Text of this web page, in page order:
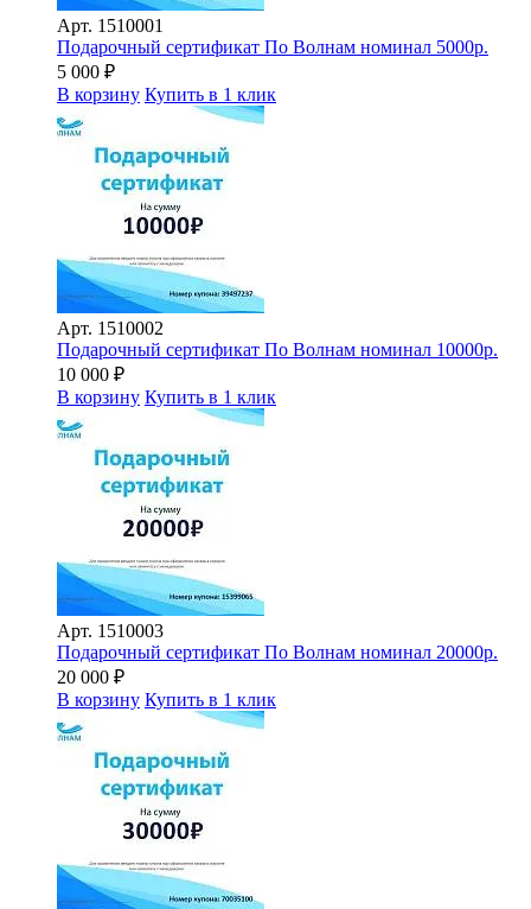
Арт. 1510001
Подарочный сертификат По Волнам номинал 5000р.
5 000 ₽
В корзину Купить в 1 клик
Арт. 1510002
Подарочный сертификат По Волнам номинал 10000р.
10 000 ₽
В корзину Купить в 1 клик
Арт. 1510003
Подарочный сертификат По Волнам номинал 20000р.
20 000 ₽
В корзину Купить в 1 клик